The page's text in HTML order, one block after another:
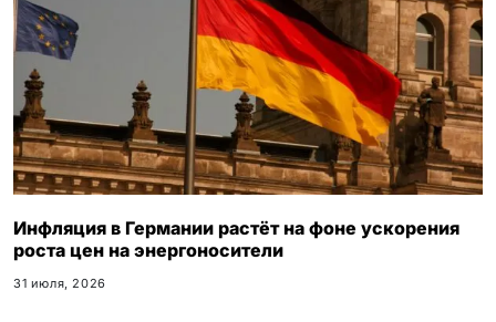
Инфляция в Германии растёт на фоне ускорения
роста цен на энергоносители
31 июля, 2026